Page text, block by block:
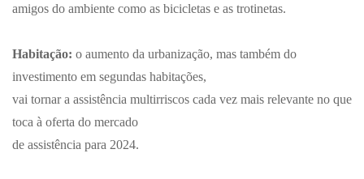
amigos do ambiente como as bicicletas e as trotinetas.
Habitação: o aumento da urbanização, mas também do
investimento em segundas habitações,
vai tornar a assistência multirriscos cada vez mais relevante no que
toca à oferta do mercado
de assistência para 2024.